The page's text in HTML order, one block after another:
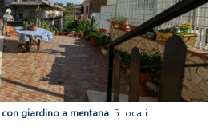
con giardino a mentana: 5 locali